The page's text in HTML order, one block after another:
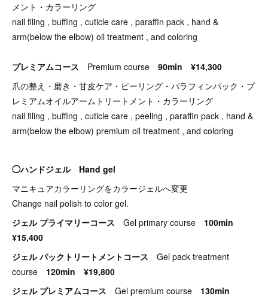
メント・カラーリング
nail filing , buffing , cuticle care , paraffin pack , hand &
arm(below the elbow) oil treatment , and coloring
プレミアムコース Premium course 90min ¥14,300
爪の整え・磨き・甘皮ケア・ピーリング・パラフィンパック・プ
レミアムオイルアームトリートメント・カラーリング
nail filing , buffing , cuticle care , peeling , paraffin pack , hand &
arm(below the elbow) premium oil treatment , and coloring
◯ハンドジェル Hand gel
マニキュアカラーリングをカラージェルへ変更
Change nail polish to color gel.
ジェル プライマリーコース Gel primary course 100min
¥15,400
ジェル パックトリートメントコース Gel pack treatment
course 120min ¥19,800
ジェル プレミアムコース Gel premium course 130min